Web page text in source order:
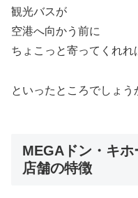
観光バスが
空港へ向かう前に
ちょこっと寄ってくれれ
といったところでしょう
MEGAドン・キ
店舗の特徴